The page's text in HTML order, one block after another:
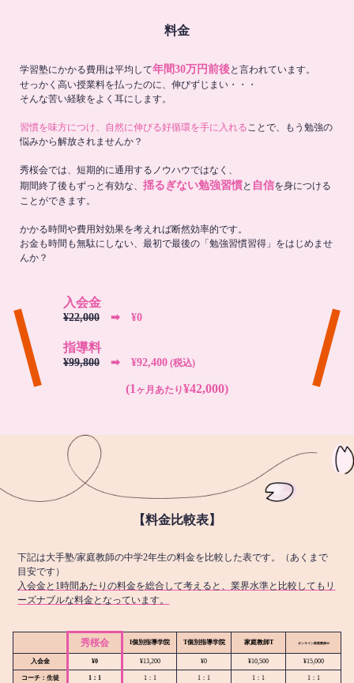
料金
学習塾にかかる費用は平均して年間30万円前後と言われています。
せっかく高い授業料を払ったのに、伸びずじまい・・・
そんな苦い経験をよく耳にします。
習慣を味方につけ、自然に伸びる好循環を手に入れる ことで、もう勉強の
悩みから解放されませんか？
秀桜会では、短期的に通用するノウハウではなく、
期間終了後もずっと有効な、 揺るぎない勉強習慣と 自信を身につける
ことができます。
かかる時間や費用対効果を考えれば断然効率的です。
お金も時間も無駄にしない、最初で最後の「勉強習慣習得」をはじめませ
んか？
入会金
¥22,000 ➡︎ ¥0
指導料
¥99,800 ➡︎ ¥92,400 (税込)
(1 ヶ月あたり¥42,000)
【料金比較表】
下記は大手塾/家庭教師の中学2年生の料金を比較した表です。（あくまで
目安です）
入会金と1時間あたりの料金を総合して考えると、業界水準と比較してもリ
ーズナブルな料金となっています。
秀桜会 I個別指導学院 T個別指導学院 家庭教師T オンライン家庭教師M
入会金 ¥0 ¥13,200 ¥0 ¥10,500 ¥15,000
コーチ：生徒 1：1 1：1 1：1 1：1 1：1